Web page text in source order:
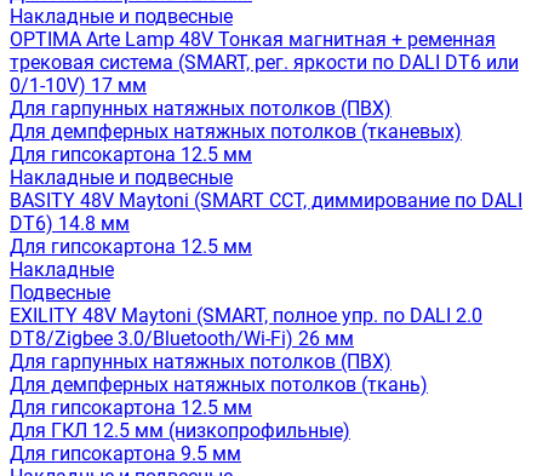
Накладные и подвесные
OPTIMA Arte Lamp 48V Тонкая магнитная + ременная
трековая система (SMART, рег. яркости по DALI DT6 или
0/1-10V) 17 мм
Для гарпунных натяжных потолков (ПВХ)
Для демпферных натяжных потолков (тканевых)
Для гипсокартона 12.5 мм
Накладные и подвесные
BASITY 48V Maytoni (SMART CCT, диммирование по DALI
DT6) 14.8 мм
Для гипсокартона 12.5 мм
Накладные
Подвесные
EXILITY 48V Maytoni (SMART, полное упр. по DALI 2.0
DT8/Zigbee 3.0/Bluetooth/Wi-Fi) 26 мм
Для гарпунных натяжных потолков (ПВХ)
Для демпферных натяжных потолков (ткань)
Для гипсокартона 12.5 мм
Для ГКЛ 12.5 мм (низкопрофильные)
Для гипсокартона 9.5 мм